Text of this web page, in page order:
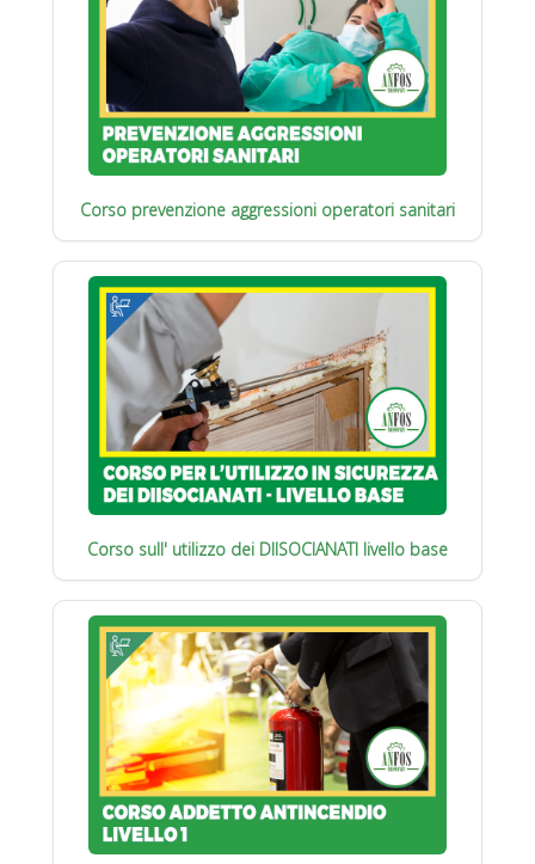
Corso prevenzione aggressioni operatori sanitari
Corso sull' utilizzo dei DIISOCIANATI livello base